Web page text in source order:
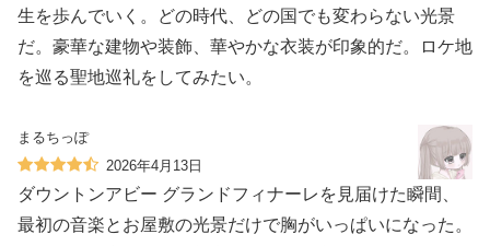
生を歩んでいく。どの時代、どの国でも変わらない光景
だ。豪華な建物や装飾、華やかな衣装が印象的だ。ロケ地
を巡る聖地巡礼をしてみたい。
まるちっぽ
2026年4月13日
ダウントンアビー グランドフィナーレを見届けた瞬間、
最初の音楽とお屋敷の光景だけで胸がいっぱいになった。